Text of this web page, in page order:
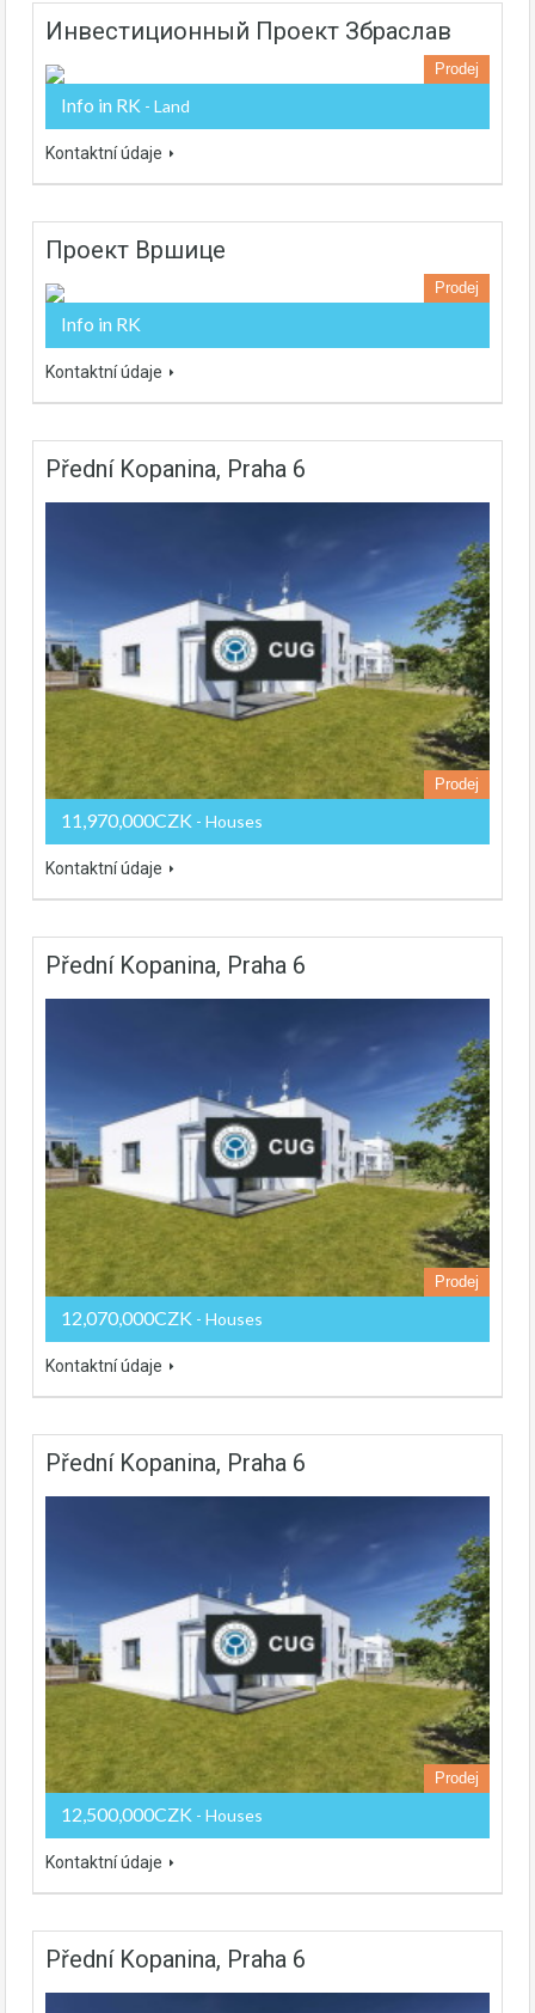
Инвестиционный Проект Збраслав
Prodej
Info in RK - Land
Kontaktní údaje
Проект Вршице
Prodej
Info in RK
Kontaktní údaje
Přední Kopanina, Praha 6
Prodej
11,970,000CZK - Houses
Kontaktní údaje
Přední Kopanina, Praha 6
Prodej
12,070,000CZK - Houses
Kontaktní údaje
Přední Kopanina, Praha 6
Prodej
12,500,000CZK - Houses
Kontaktní údaje
Přední Kopanina, Praha 6